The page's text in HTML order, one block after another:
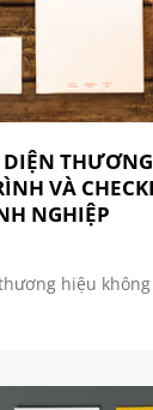
VÀ
NGHIỆP
hiệu